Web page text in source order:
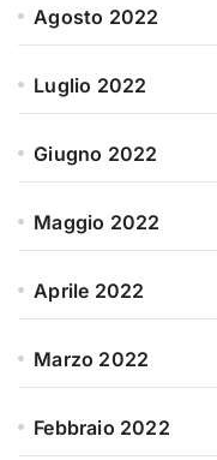
Agosto 2022
Luglio 2022
Giugno 2022
Maggio 2022
Aprile 2022
Marzo 2022
Febbraio 2022